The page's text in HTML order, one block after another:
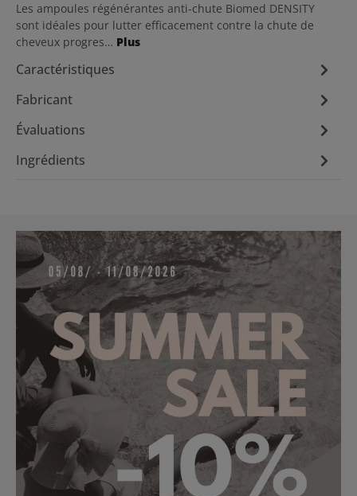
Les ampoules régénérantes anti-chute Biomed DENSITY
sont idéales pour lutter efficacement contre la chute de
cheveux progres… Plus
Caractéristiques
Fabricant
Évaluations
Ingrédients